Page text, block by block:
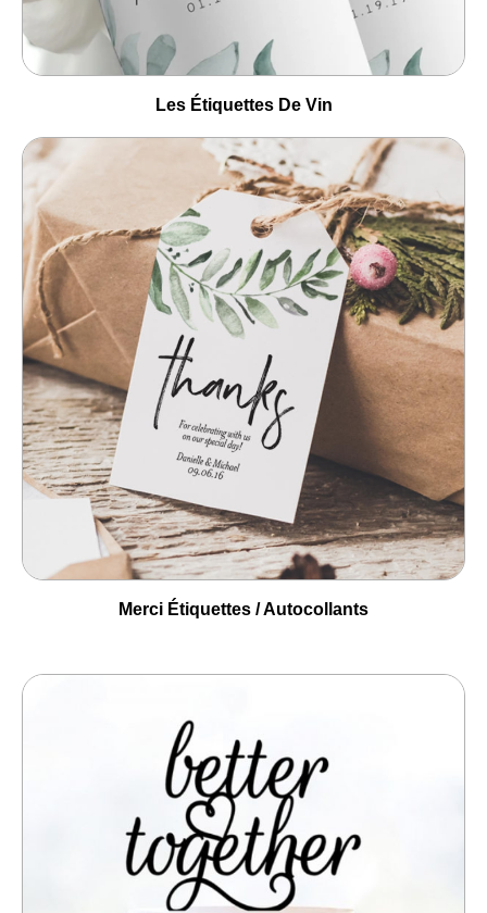
Les Étiquettes De Vin
Merci Étiquettes / Autocollants